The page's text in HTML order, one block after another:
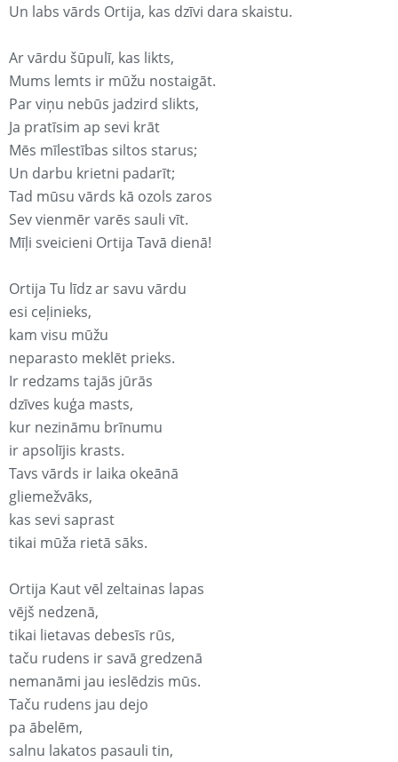
Un labs vārds Ortija, kas dzīvi dara skaistu.
Ar vārdu šūpulī, kas likts,
Mums lemts ir mūžu nostaigāt.
Par viņu nebūs jadzird slikts,
Ja pratīsim ap sevi krāt
Mēs mīlestības siltos starus;
Un darbu krietni padarīt;
Tad mūsu vārds kā ozols zaros
Sev vienmēr varēs sauli vīt.
Mīļi sveicieni Ortija Tavā dienā!
Ortija Tu līdz ar savu vārdu
esi ceļinieks,
kam visu mūžu
neparasto meklēt prieks.
Ir redzams tajās jūrās
dzīves kuģa masts,
kur nezināmu brīnumu
ir apsolījis krasts.
Tavs vārds ir laika okeānā
gliemežvāks,
kas sevi saprast
tikai mūža rietā sāks.
Ortija Kaut vēl zeltainas lapas
vējš nedzenā,
tikai lietavas debesīs rūs,
taču rudens ir savā gredzenā
nemanāmi jau ieslēdzis mūs.
Taču rudens jau dejo
pa ābelēm,
salnu lakatos pasauli tin,